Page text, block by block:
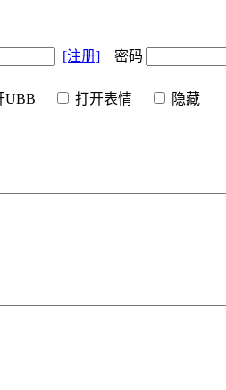
[注册] 密码
UBB 打开表情 隐